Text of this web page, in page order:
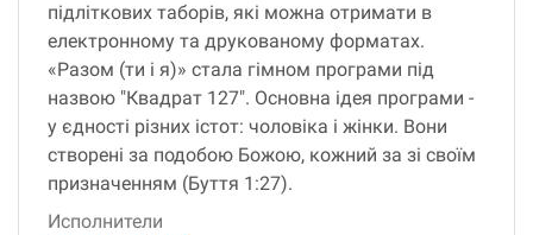
підліткових таборів, які можна отримати в
електронному та друкованому форматах.
«Разом (ти і я)» стала гімном програми під
назвою "Квадрат 127". Основна ідея програми -
у єдності різних істот: чоловіка і жінки. Вони
створені за подобою Божою, кожний за зі своїм
призначенням (Буття 1:27).
Исполнители